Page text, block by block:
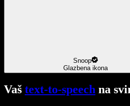
Snoop
Glazbena ikona
Vaš text-to-speech na